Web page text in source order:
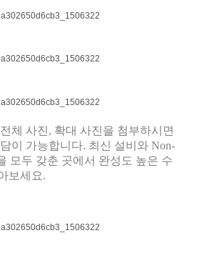
체 사진, 확대 사진을 첨부하시면
이 가능합니다. 최신 설비와 Non-
모두 갖춘 곳에서 완성도 높은 수
보세요.